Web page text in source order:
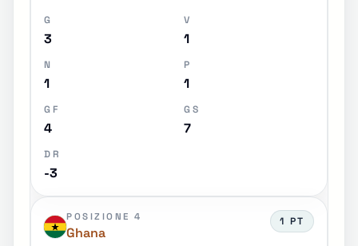
G
3
V
1
N
1
P
1
GF
4
GS
7
DR
-3
POSIZIONE 4
Ghana
1 PT